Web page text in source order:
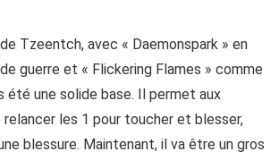
Tzeentch, avec « Daemonspark » en
guerre et « Flickering Flames » comme
été une solide base. Il permet aux
relancer les 1 pour toucher et blesser,
blessure. Maintenant, il va être un gros